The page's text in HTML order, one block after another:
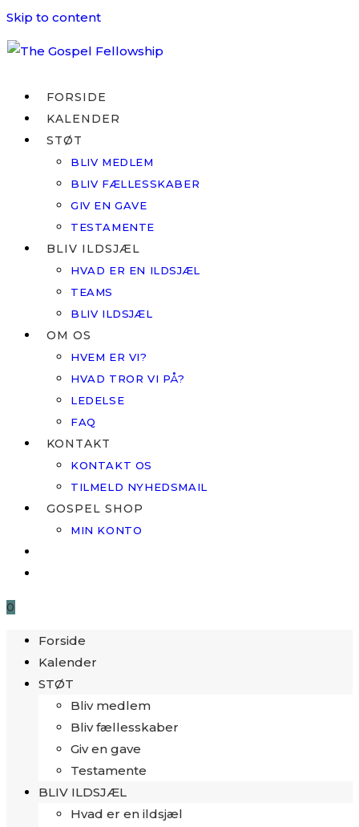
Skip to content
FORSIDE
KALENDER
STØT
BLIV MEDLEM
BLIV FÆLLESSKABER
GIV EN GAVE
TESTAMENTE
BLIV ILDSJÆL
HVAD ER EN ILDSJÆL
TEAMS
BLIV ILDSJÆL
OM OS
HVEM ER VI?
HVAD TROR VI PÅ?
LEDELSE
FAQ
KONTAKT
KONTAKT OS
TILMELD NYHEDSMAIL
GOSPEL SHOP
MIN KONTO
0
Forside
Kalender
STØT
Bliv medlem
Bliv fællesskaber
Giv en gave
Testamente
BLIV ILDSJÆL
Hvad er en ildsjæl